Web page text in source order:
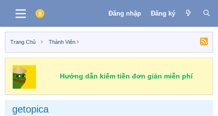
Đăng nhập Đăng ký
Trang Chủ Thành Viên
Hướng dẫn kiếm tiền đơn giản miễn phí
getopica